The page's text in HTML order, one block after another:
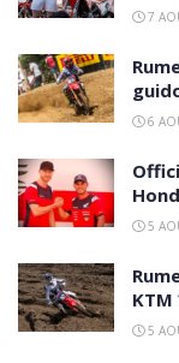
7
6
5
KTM
5